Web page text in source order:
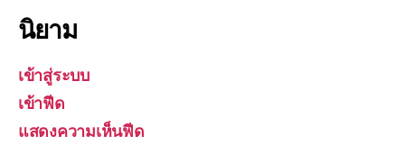
นิยาม
เข้าสู่ระบบ
เข้าฟีด
แสดงความเห็นฟีด